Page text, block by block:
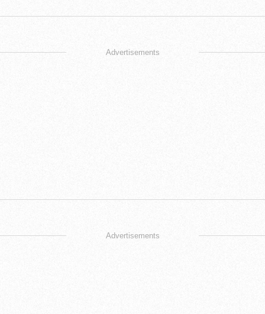
Advertisements
Advertisements